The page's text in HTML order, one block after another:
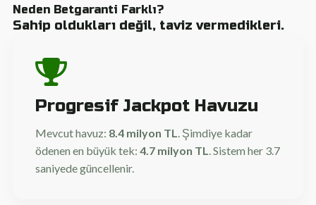
Neden Betgaranti Farklı?
Sahip oldukları değil, taviz vermedikleri.
Progresif Jackpot Havuzu
Mevcut havuz: 8.4 milyon TL. Şimdiye kadar
ödenen en büyük tek: 4.7 milyon TL. Sistem her 3.7
saniyede güncellenir.